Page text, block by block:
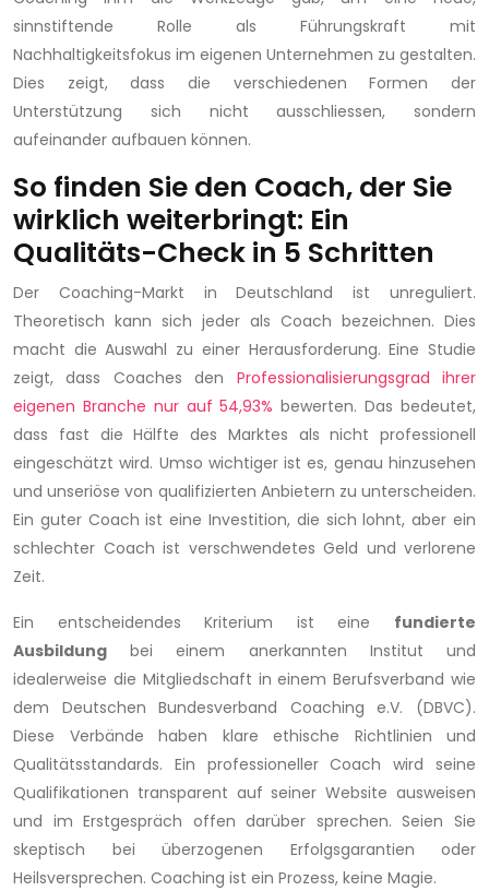
sinnstiftende Rolle als Führungskraft mit
Nachhaltigkeitsfokus im eigenen Unternehmen zu gestalten.
Dies zeigt, dass die verschiedenen Formen der
Unterstützung sich nicht ausschliessen, sondern
aufeinander aufbauen können.
So finden Sie den Coach, der Sie
wirklich weiterbringt: Ein
Qualitäts-Check in 5 Schritten
Der Coaching-Markt in Deutschland ist unreguliert.
Theoretisch kann sich jeder als Coach bezeichnen. Dies
macht die Auswahl zu einer Herausforderung. Eine Studie
zeigt, dass Coaches den Professionalisierungsgrad ihrer
eigenen Branche nur auf 54,93% bewerten. Das bedeutet,
dass fast die Hälfte des Marktes als nicht professionell
eingeschätzt wird. Umso wichtiger ist es, genau hinzusehen
und unseriöse von qualifizierten Anbietern zu unterscheiden.
Ein guter Coach ist eine Investition, die sich lohnt, aber ein
schlechter Coach ist verschwendetes Geld und verlorene
Zeit.
Ein entscheidendes Kriterium ist eine fundierte
Ausbildung bei einem anerkannten Institut und
idealerweise die Mitgliedschaft in einem Berufsverband wie
dem Deutschen Bundesverband Coaching e.V. (DBVC).
Diese Verbände haben klare ethische Richtlinien und
Qualitätsstandards. Ein professioneller Coach wird seine
Qualifikationen transparent auf seiner Website ausweisen
und im Erstgespräch offen darüber sprechen. Seien Sie
skeptisch bei überzogenen Erfolgsgarantien oder
Heilsversprechen. Coaching ist ein Prozess, keine Magie.